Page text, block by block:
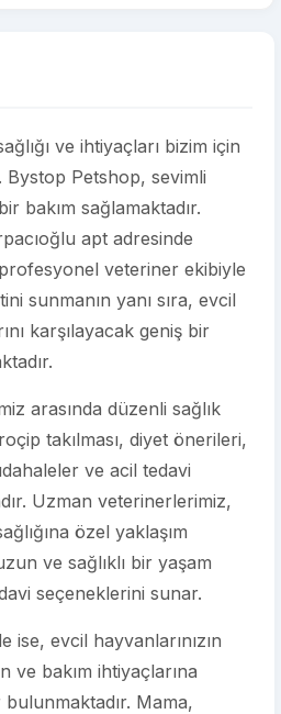
ve ihtiyaçları bizim için
Petshop, sevimli
bakım sağlamaktadır.
apt adresinde
veteriner ekibiyle
sunmanın yanı sıra, evcil
karşılayacak geniş bir
arasında düzenli sağlık
takılması, diyet önerileri,
ve acil tedavi
Uzman veterinerlerimiz,
özel yaklaşım
ve sağlıklı bir yaşam
seçeneklerini sunar.
ise, evcil hayvanlarınızın
ve bakım ihtiyaçlarına
Mama,